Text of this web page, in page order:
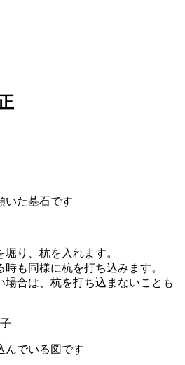
いた墓石です
り、杭を入れます。
も同様に杭を打ち込みます。
場合は、杭を打ち込まないことも
んでいる図です